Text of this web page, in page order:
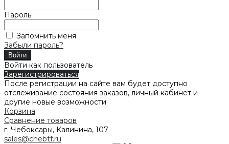
Пароль
Запомнить меня
Забыли пароль?
Войти как пользователь
Зарегистрироваться
После регистрации на сайте вам будет доступно
отслеживание состояния заказов, личный кабинет и
другие новые возможности
Корзина
Сравнение товаров
г. Чебоксары, Калинина, 107
sales@chebtf.ru